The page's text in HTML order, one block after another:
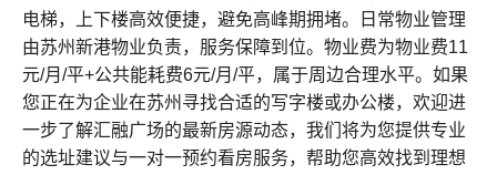
电梯，上下楼高效便捷，避免高峰期拥堵。日常物业管理
由苏州新港物业负责，服务保障到位。物业费为物业费11
元/月/平+公共能耗费6元/月/平，属于周边合理水平。如果
您正在为企业在苏州寻找合适的写字楼或办公楼，欢迎进
一步了解汇融广场的最新房源动态，我们将为您提供专业
的选址建议与一对一预约看房服务，帮助您高效找到理想